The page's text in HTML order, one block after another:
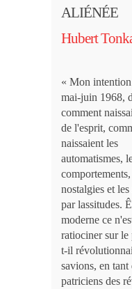
ALIÉNÉE
Hubert
« Mon
mai-juin 1968,
comment
de l'esprit,
naissaient les
automatismes,
nostalgies et
par lassitudes.
moderne ce
ratiociner sur le
t-il
savions, en tant
patriciens des